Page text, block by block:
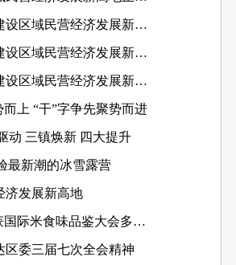
长春市九台区建设区域民营经济发展新高地—— 楚天华通信心满满
长春市九台区建设区域民营经济发展新高地——“绿宝石”书写生动注脚
长春市九台区建设区域民营经济发展新高地——超过“半壁江山” 民营经济成九台发展不可替代的硬核力量
而上 “干”字争先聚势而进
动 三镇焕新 四大提升
最新潮的冰雪露营
济发展新高地
“九台贡米”斩获国际米食味品鉴大会多个奖项
区委三届七次全会精神